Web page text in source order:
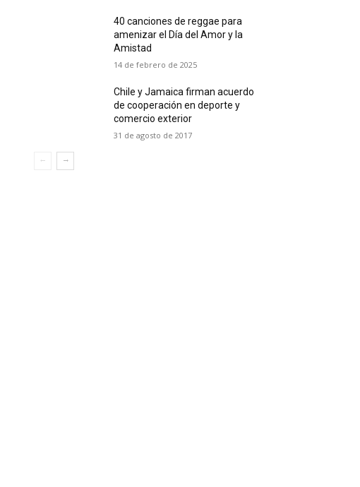
40 canciones de reggae para
amenizar el Día del Amor y la
Amistad
14 de febrero de 2025
Chile y Jamaica firman acuerdo
de cooperación en deporte y
comercio exterior
31 de agosto de 2017